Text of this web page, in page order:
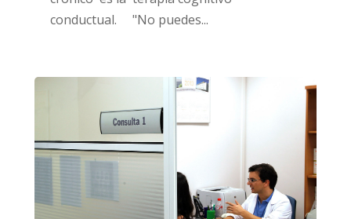
conductual. "No puedes...